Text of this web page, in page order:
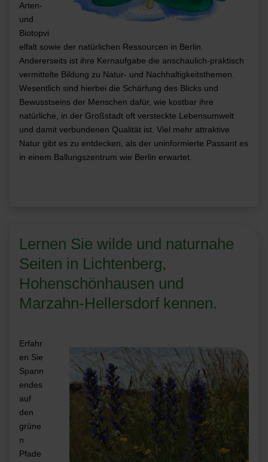
Arten-
und
Biotopvi
elfalt sowie der natürlichen Ressourcen in Berlin.
Andererseits ist ihre Kernaufgabe die anschaulich-praktisch
vermittelte Bildung zu Natur- und Nachhaltigkeitsthemen.
Wesentlich sind hierbei die Schärfung des Blicks und
Bewusstseins der Menschen dafür, wie kostbar ihre
natürliche, in der Großstadt oft versteckte Lebensumwelt
und damit verbundenen Qualität ist. Viel mehr attraktive
Natur gibt es zu entdecken, als der uninformierte Passant es
in einem Ballungszentrum wie Berlin erwartet.
Lernen Sie wilde und naturnahe
Seiten in Lichtenberg,
Hohenschönhausen und
Marzahn-Hellersdorf kennen.
Erfahr
en Sie
Spann
endes
auf
den
grüne
n
Pfade